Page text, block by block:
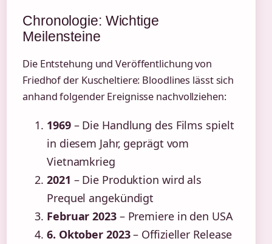
Chronologie: Wichtige
Meilensteine
Die Entstehung und Veröffentlichung von
Friedhof der Kuscheltiere: Bloodlines lässt sich
anhand folgender Ereignisse nachvollziehen:
1969– Die Handlung des Films spielt
in diesem Jahr, geprägt vom
Vietnamkrieg
2021 – Die Produktion wird als
Prequel angekündigt
Februar 2023– Premiere in den USA
6. Oktober 2023– Offizieller Release